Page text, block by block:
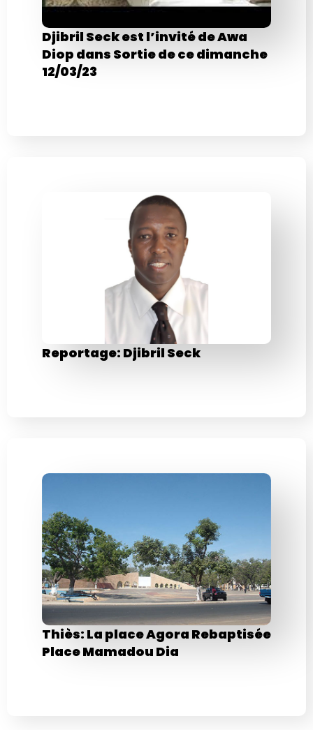
Djibril Seck est l’invité de Awa
Diop dans Sortie de ce dimanche
12/03/23
Reportage: Djibril Seck
Thiès: La place Agora Rebaptisée
Place Mamadou Dia